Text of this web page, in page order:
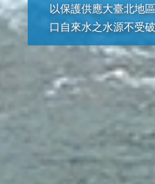
以保護供應大臺北地
口自來水之水源不受